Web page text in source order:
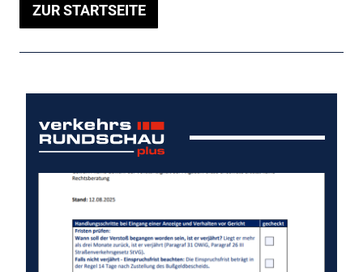
ZUR STARTSEITE